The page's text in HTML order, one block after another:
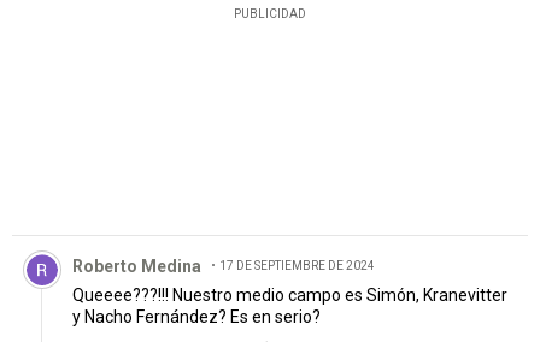
PUBLICIDAD
Comentario de Roberto Medina.
Roberto Medina 17 DE SEPTIEMBRE DE 2024
Queeee???!!! Nuestro medio campo es Simón, Kranevitter
y Nacho Fernández? Es en serio?